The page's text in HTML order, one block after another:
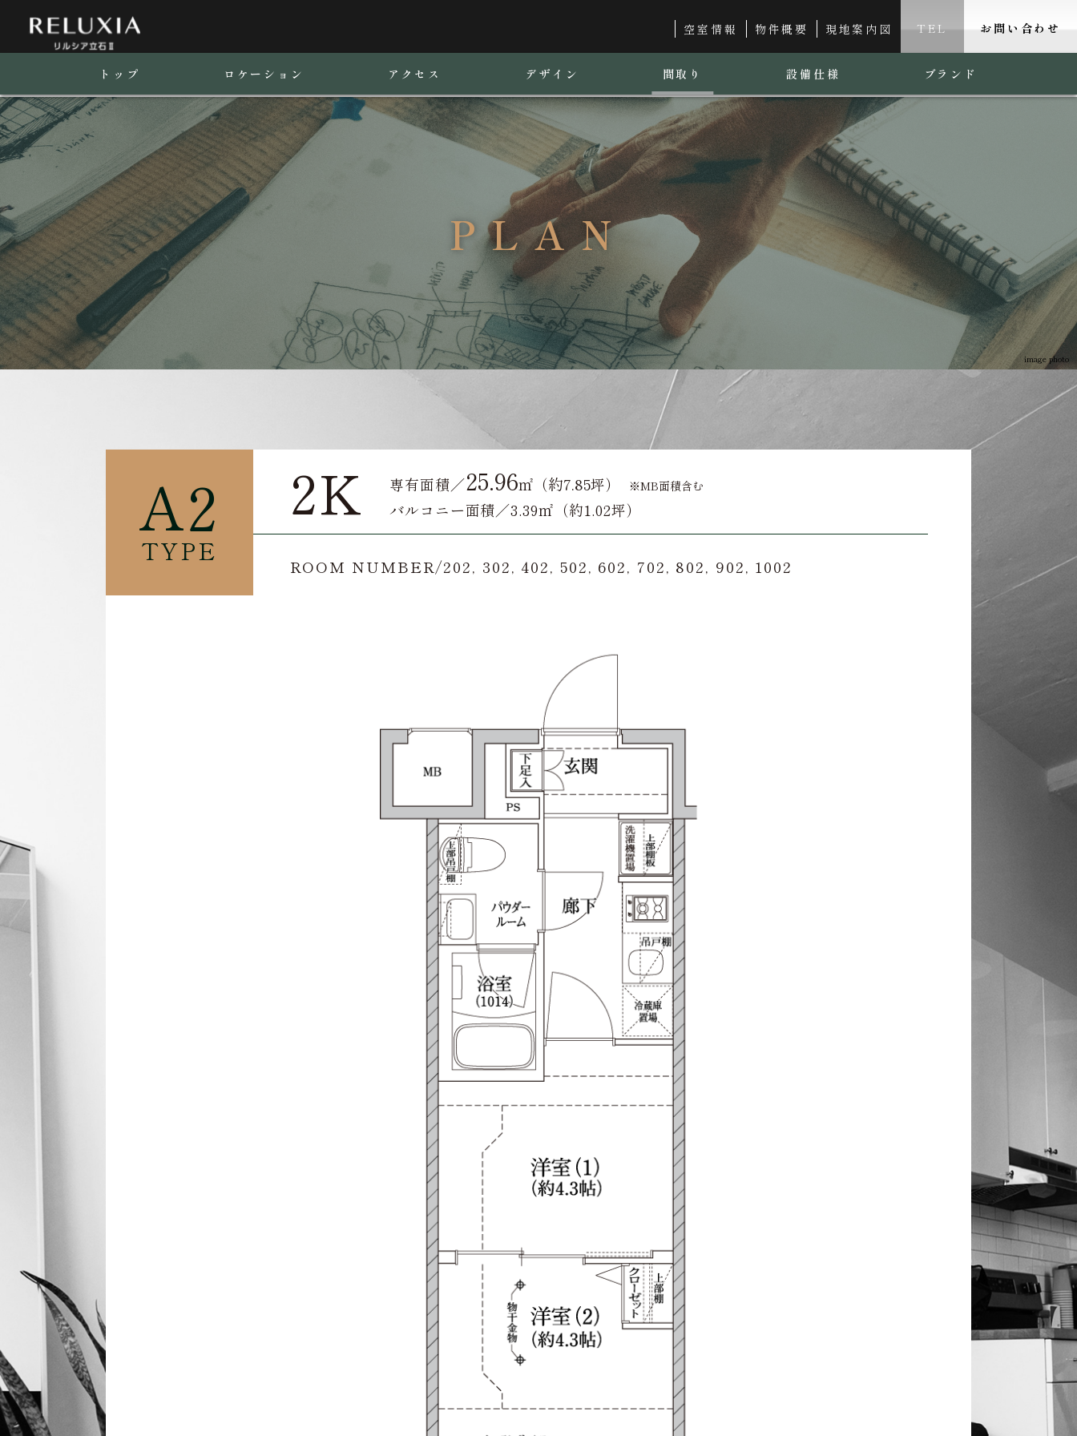
空室情報 物件概要 現地案内図 TEL お問い合わせ
トップ ロケーション アクセス デザイン 間取り 設備仕様 ブランド
image photo
PLAN
A2
TYPE
2K 専有面積／25.96㎡（約7.85坪） ※MB面積含む
バルコニー面積／3.39㎡（約1.02坪）
ROOM NUMBER/202, 302, 402, 502, 602, 702, 802, 902, 1002